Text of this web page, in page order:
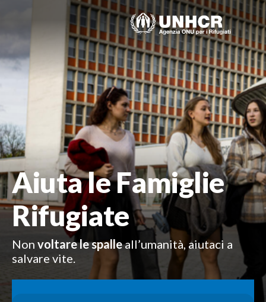
content
Aiuta leFamiglie
Rifugiate
Non voltare le spalleall’umanità, aiutaci a
salvare vite.